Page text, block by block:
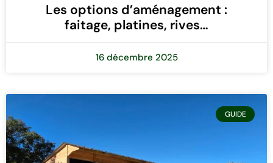
Les options d’aménagement :
faitage, platines, rives…
16 décembre 2025
GUIDE